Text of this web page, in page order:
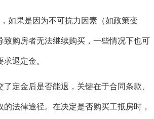
如果是因为不可抗力因素（如政策变
致购房者无法继续购买，一些情况下也可
退定金。
定金后是否能退，关键在于合同条款、
法律途径。在决定是否购买工抵房时，